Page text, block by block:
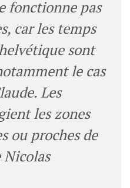
fonctionne pas
car les temps
sont
le cas
Les
les zones
ou proches de
Nicolas